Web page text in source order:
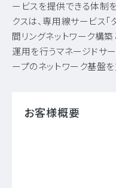
ービスを提供できる体制を
クスは、専用線サービス「
間リングネットワーク構
運用を行うマネージドサ
ープのネットワーク基盤を
お客様概要